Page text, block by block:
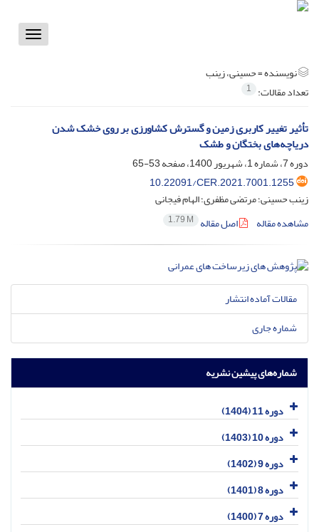
Toggle
نویسنده =حسینی، زینب
تعداد مقالات: 1
تأثیر تغییر کاربری زمین‌ و گسترش کشاورزی بر روی خشک شدن
دریاچه‌های بختگان و طشک
دوره 7، شماره 1، شهریور 1400، صفحه
53-65
10.22091/CER.2021.7001.1255
زینب حسینی؛ مرتضی مظفری؛ الهام فیجانی
مشاهده مقاله
اصل مقاله 1.79 M
مقالات آماده انتشار
شماره جاری
شماره‌های پیشین نشریه
دوره 11 (1404)
دوره 10 (1403)
دوره 9 (1402)
دوره 8 (1401)
دوره 7 (1400)